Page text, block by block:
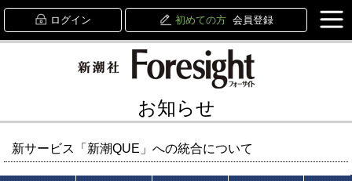
ログイン 初めての方 会員登録
お知らせ
新サービス「新潮QUE」への統合について